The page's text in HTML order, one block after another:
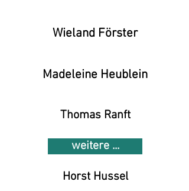
Wieland Förster
Madeleine Heublein
Thomas Ranft
weitere ...
Horst Hussel